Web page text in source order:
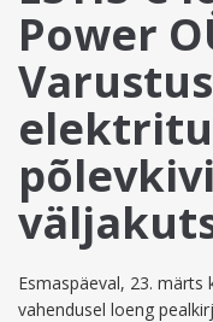
Power
Esmaspäeval, 23. märts
vahendusel loeng